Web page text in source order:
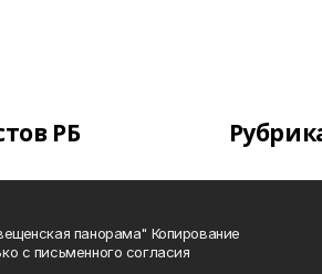
РБ
панорама" Копирование
с письменного согласия